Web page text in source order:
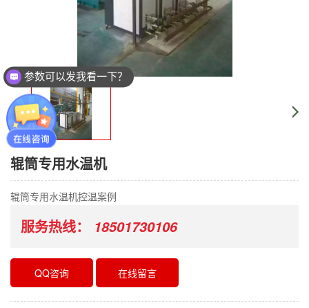
辊筒专用水温机
辊筒专用水温机控温案例
服务热线： 18501730106
QQ咨询 在线留言
参数可以发我看一下？